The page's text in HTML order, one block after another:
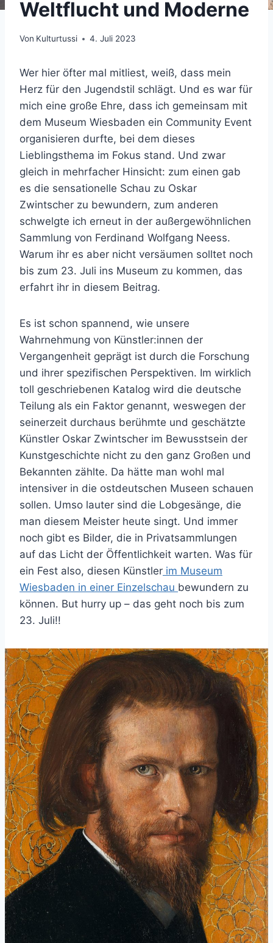
Weltflucht und Moderne
Von Kulturtussi 4. Juli 2023
Wer hier öfter mal mitliest, weiß, dass mein
Herz für den Jugendstil schlägt. Und es war für
mich eine große Ehre, dass ich gemeinsam mit
dem Museum Wiesbaden ein Community Event
organisieren durfte, bei dem dieses
Lieblingsthema im Fokus stand. Und zwar
gleich in mehrfacher Hinsicht: zum einen gab
es die sensationelle Schau zu Oskar
Zwintscher zu bewundern, zum anderen
schwelgte ich erneut in der außergewöhnlichen
Sammlung von Ferdinand Wolfgang Neess.
Warum ihr es aber nicht versäumen solltet noch
bis zum 23. Juli ins Museum zu kommen, das
erfahrt ihr in diesem Beitrag.
Es ist schon spannend, wie unsere
Wahrnehmung von Künstler:innen der
Vergangenheit geprägt ist durch die Forschung
und ihrer spezifischen Perspektiven. Im wirklich
toll geschriebenen Katalog wird die deutsche
Teilung als ein Faktor genannt, weswegen der
seinerzeit durchaus berühmte und geschätzte
Künstler Oskar Zwintscher im Bewusstsein der
Kunstgeschichte nicht zu den ganz Großen und
Bekannten zählte. Da hätte man wohl mal
intensiver in die ostdeutschen Museen schauen
sollen. Umso lauter sind die Lobgesänge, die
man diesem Meister heute singt. Und immer
noch gibt es Bilder, die in Privatsammlungen
auf das Licht der Öffentlichkeit warten. Was für
ein Fest also, diesen Künstler im Museum
Wiesbaden in einer Einzelschau bewundern zu
können. But hurry up – das geht noch bis zum
23. Juli!!